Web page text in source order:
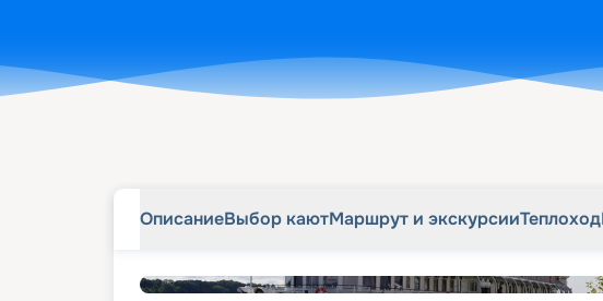
ОписаниеВыбор каютМаршрут и экскурсииТеплоход